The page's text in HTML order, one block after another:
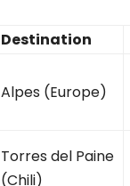
Destination
Alpes (Europe)
Torres del Paine
(Chili)